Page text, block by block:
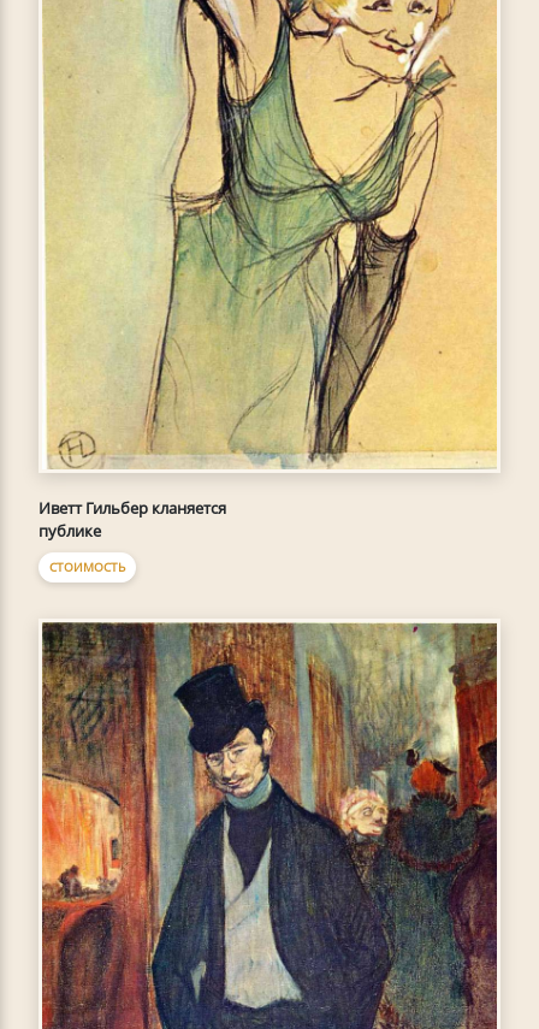
Иветт Гильбер кланяется
публике
СТОИМОСТЬ